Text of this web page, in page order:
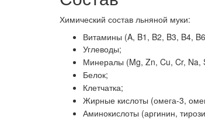
Химический состав льняной муки:
Витамины (A, B1, B2, B3, B4,
Углеводы;
Минералы (Mg, Zn, Cu, Cr, Na,
Белок;
Клетчатка;
Жирные кислоты (омега-3,
Аминокислоты (аргинин,